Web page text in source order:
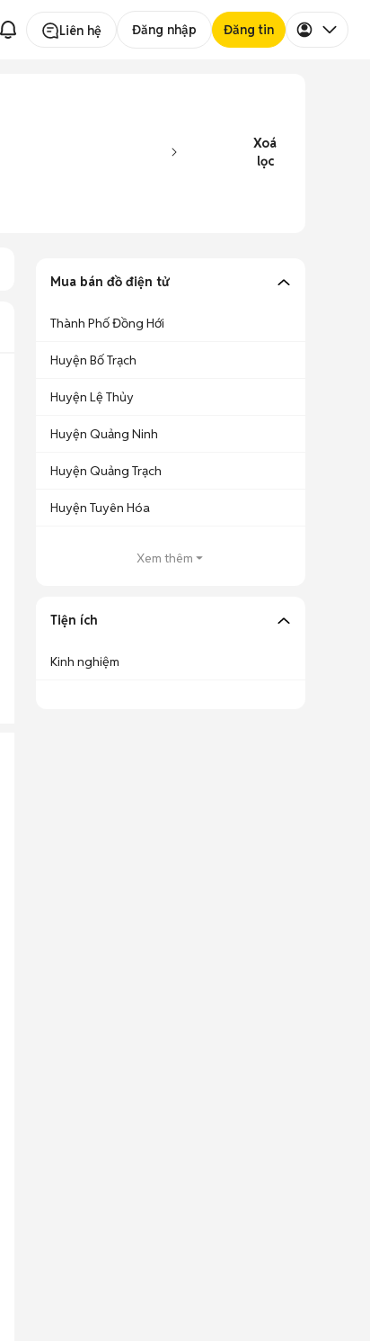
Liên hệ Đăng nhập Đăng tin
Xoá
lọc
Mua bán đồ điện tử
Thành Phố Đồng Hới
Huyện Bố Trạch
Huyện Lệ Thủy
Huyện Quảng Ninh
Huyện Quảng Trạch
Huyện Tuyên Hóa
Xem thêm
Tiện ích
Kinh nghiệm